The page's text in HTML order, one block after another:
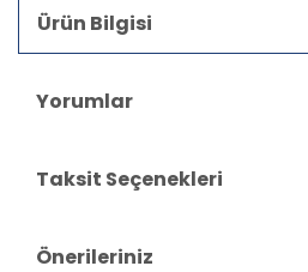
Ürün Bilgisi
Yorumlar
Taksit Seçenekleri
Önerileriniz